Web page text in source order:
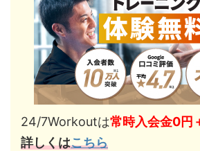
24/7Workoutは常時入会金0円
詳しくはこちら